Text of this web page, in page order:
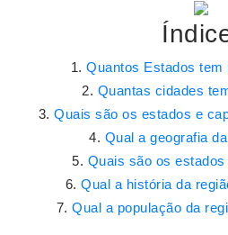
Quantos Estados tem
Quantas cidades
Quais são os estados e
Qual a geografia
Quais são os
Qual a história da
Qual a população da